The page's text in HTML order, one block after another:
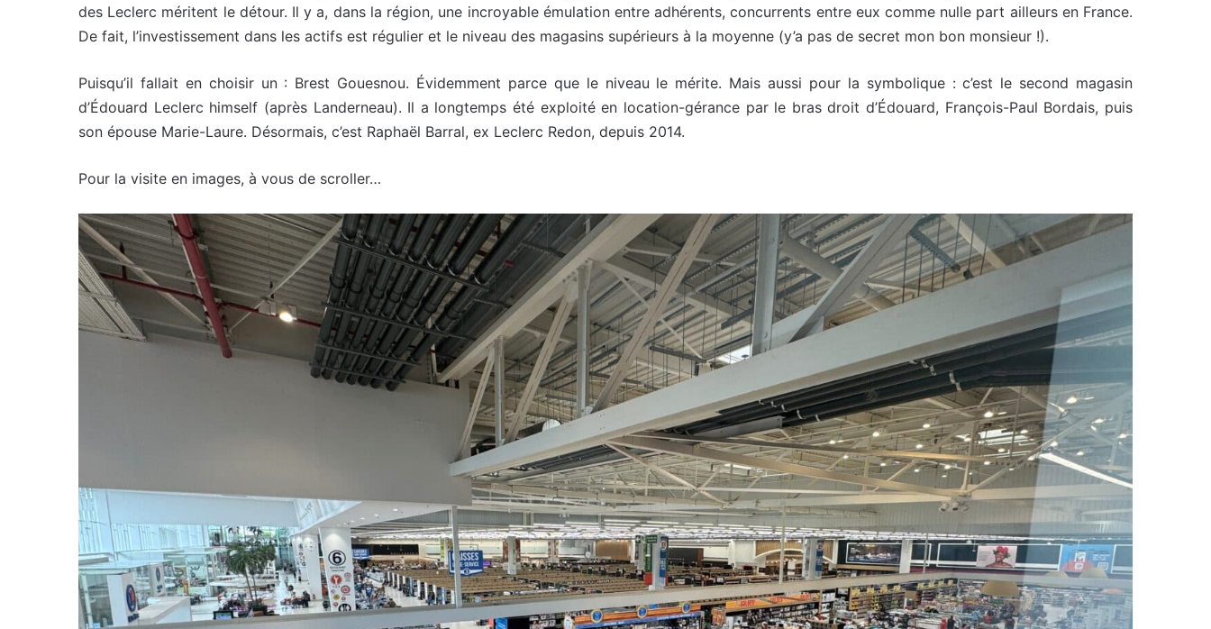
des Leclerc méritent le détour. Il y a, dans la région, une incroyable émulation entre adhérents, concurrents entre eux comme nulle part ailleurs en France.
De fait, l’investissement dans les actifs est régulier et le niveau des magasins supérieurs à la moyenne (y’a pas de secret mon bon monsieur !).
Puisqu’il fallait en choisir un : Brest Gouesnou. Évidemment parce que le niveau le mérite. Mais aussi pour la symbolique : c’est le second magasin
d’Édouard Leclerc himself (après Landerneau). Il a longtemps été exploité en location-gérance par le bras droit d’Édouard, François-Paul Bordais, puis
son épouse Marie-Laure. Désormais, c’est Raphaël Barral, ex Leclerc Redon, depuis 2014.
Pour la visite en images, à vous de scroller…